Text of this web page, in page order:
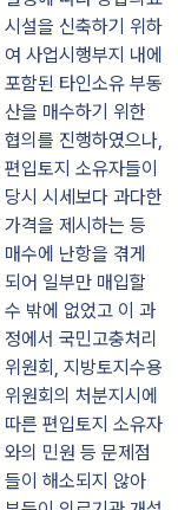
시설을 신축하기 위하
여 사업시행부지 내에
포함된 타인소유 부동
산을 매수하기 위한
협의를 진행하였으나,
편입토지 소유자들이
당시 시세보다 과다한
가격을 제시하는 등
매수에 난항을 겪게
되어 일부만 매입할
수 밖에 없었고 이 과
정에서 국민고충처리
위원회, 지방토지수용
위원회의 처분지시에
따른 편입토지 소유자
와의 민원 등 문제점
들이 해소되지 않아